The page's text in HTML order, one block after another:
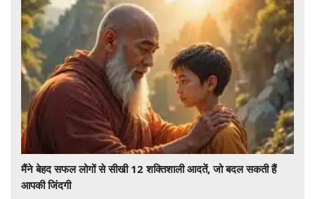
मैंने बेहद सफल लोगों से सीखी 12 शक्तिशाली आदतें, जो बदल सकती हैं
आपकी जिंदगी